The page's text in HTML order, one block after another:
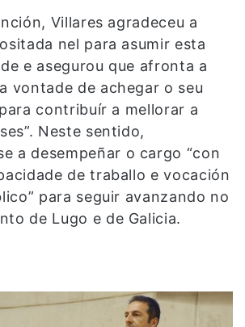
Villares agradeceu a
nel para asumir esta
e asegurou que afronta a
vontade de achegar o seu
contribuír a mellorar a
Neste sentido,
a desempeñar o cargo “con
de traballo e vocación
para seguir avanzando no
de Lugo e de Galicia.